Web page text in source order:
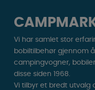
Vi har samlet stor
bobiltilbehør gjennom
campingvogner,
disse siden 1968.
Vi tilbyr et bredt utvalg